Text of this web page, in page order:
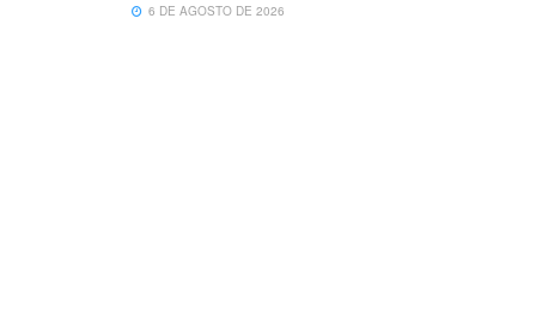
6 DE AGOSTO DE 2026